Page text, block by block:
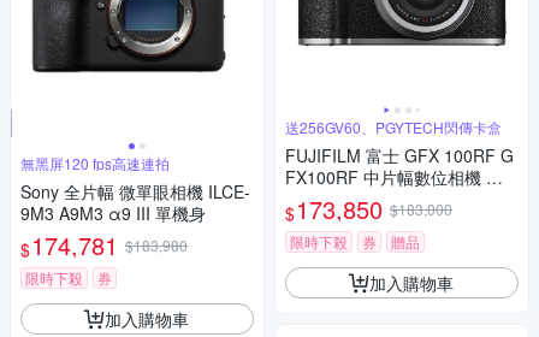
無黑屏120 fps高速連拍
Sony 全片幅 微單眼相機 ILCE-
9M3 A9M3 α9 III 單機身
$174,781 $183,980
限時下殺
券
加入購物車
送256GV60、PGYTECH閃傳卡盒
FUJIFILM 富士 GFX 100RF G
FX100RF 中片幅數位相機 公
司貨
$173,850 $183,000
限時下殺
券 贈品
加入購物車